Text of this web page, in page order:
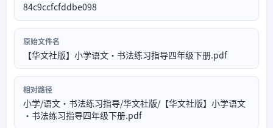
84c9ccfcfddbe098
原始文件名
【华文社版】小学语文·书法练习指导四年级下册.pdf
相对路径
小学/语文·书法练习指导/华文社版/【华文社版】小学语文
·书法练习指导四年级下册.pdf